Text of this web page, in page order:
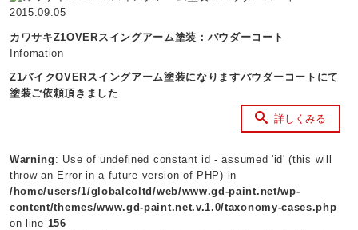
2015.09.05
カワサキZ1OVERスイングアーム塗装：パウダーコート
Infomation
Z1バイクOVERスイングアーム塗装になりますパウダーコートにて
塗装ご依頼頂きました
詳しくみる
Warning : Use of undefined constant id - assumed 'id' (this will
throw an Error in a future version of PHP) in
/home/users/1/globalcoltd/web/www.gd-paint.net/wp-
content/themes/www.gd-paint.net.v.1.0/taxonomy-cases.php
on line 156